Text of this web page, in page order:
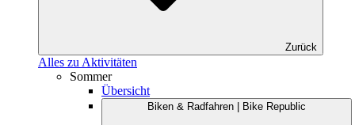
Zurück
Alles zu Aktivitäten
Sommer
Übersicht
Biken & Radfahren | Bike Republic